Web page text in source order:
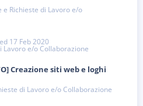
e Richieste di Lavoro e/o
Lavoro e/o Collaborazione
17 Feb 2020
Creazione siti web e loghi
di Lavoro e/o Collaborazione